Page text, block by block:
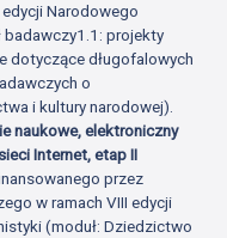
Narodowego
badawczy1.1: projekty
dotyczące długofalowych
o
i kultury narodowej).
naukowe, elektroniczny
Internet, etap II
przez
w ramach VIII edycji
(moduł: Dziedzictwo